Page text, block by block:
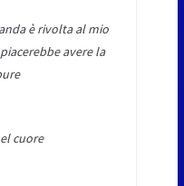
è rivolta al mio
avere la
cuore